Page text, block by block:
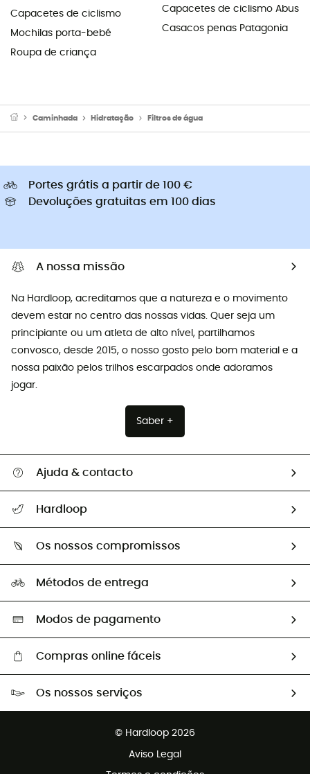
Capacetes de ciclismo
Mochilas porta-bebé
Roupa de criança
Capacetes de ciclismo Abus
Casacos penas Patagonia
Caminhada Hidratação Filtros de água
Portes grátis a partir de 100 €
Devoluções gratuitas em 100 dias
A nossa missão
Na Hardloop, acreditamos que a natureza e o movimento
devem estar no centro das nossas vidas. Quer seja um
principiante ou um atleta de alto nível, partilhamos
convosco, desde 2015, o nosso gosto pelo bom material e a
nossa paixão pelos trilhos escarpados onde adoramos
jogar.
Saber +
Ajuda & contacto
Guia de tamanhos
Trocas & Devoluções
Hardloop
Os nossos embaixadores
Os nossos compromissos
Seleção eco-responsável
Métodos de entrega
Modos de pagamento
Compras online fáceis
Os nossos serviços
© Hardloop 2026
Aviso Legal